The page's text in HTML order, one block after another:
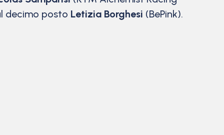
decimo posto Letizia Borghesi (BePink).